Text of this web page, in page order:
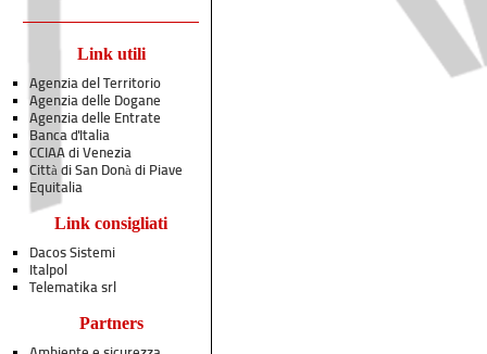
Link utili
Agenzia del Territorio
Agenzia delle Dogane
Agenzia delle Entrate
Banca d'Italia
CCIAA di Venezia
Città di San Donà di Piave
Equitalia
Link consigliati
Dacos Sistemi
Italpol
Telematika srl
Partners